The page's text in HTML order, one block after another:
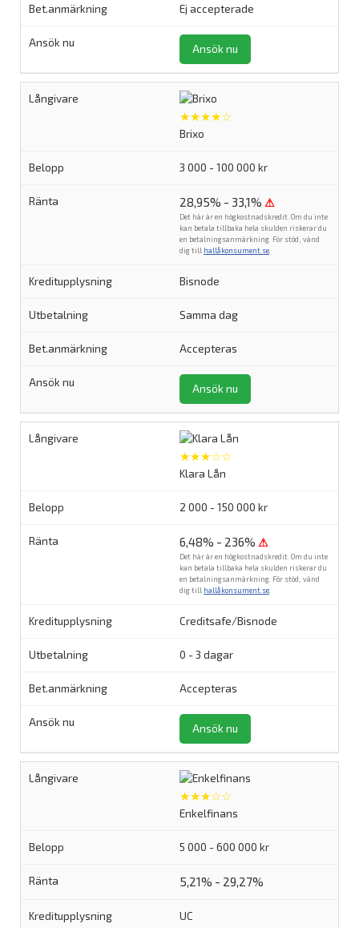
Ej accepterade
Ansök nu
★★★★☆
Brixo
3 000 - 100 000 kr
28,95% - 33,1% ⚠
Det här är en högkostnadskredit. Om du inte
kan betala tillbaka hela skulden riskerar du
en betalningsanmärkning. För stöd, vänd
dig till hallåkonsument.se
Bisnode
Samma dag
Accepteras
Ansök nu
★★★☆☆
Klara Lån
2 000 - 150 000 kr
6,48% - 236% ⚠
Det här är en högkostnadskredit. Om du inte
kan betala tillbaka hela skulden riskerar du
en betalningsanmärkning. För stöd, vänd
dig till hallåkonsument.se
Creditsafe/Bisnode
0 - 3 dagar
Accepteras
Ansök nu
★★★☆☆
Enkelfinans
5 000 - 600 000 kr
5,21% - 29,27%
UC